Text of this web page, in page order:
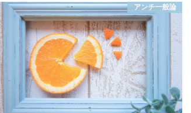
アンチ一般論